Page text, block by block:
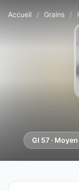
Accueil / Grains /
GI 57 · Moyen